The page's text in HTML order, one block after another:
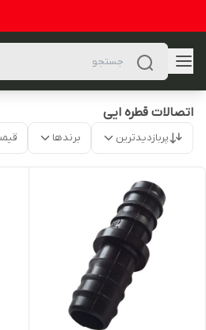
اتصالات قطره ایی
پربازدیدترین برندها